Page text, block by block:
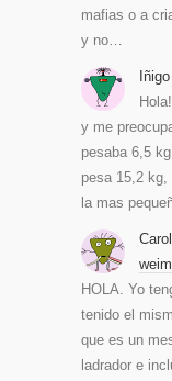
mafias o a
y no…
y me
pesaba 6,5
pesa 15,2 kg,
la mas
HOLA. Yo
tenido el
que es un
ladrador e